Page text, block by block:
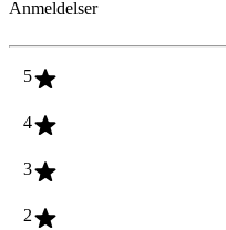
Anmeldelser
5
4
3
2